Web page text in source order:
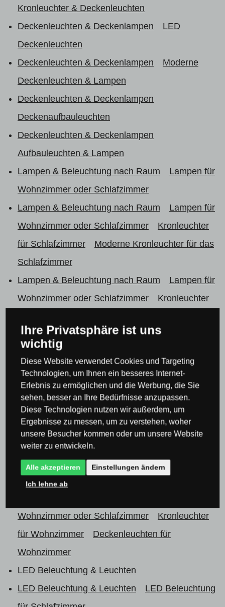
Kronleuchter & Deckenleuchten
Deckenleuchten & Deckenlampen
LED
Deckenleuchten
Deckenleuchten & Deckenlampen
Moderne
Deckenleuchten & Lampen
Deckenleuchten & Deckenlampen
Deckenaufbauleuchten
Deckenleuchten & Deckenlampen
Aufbauleuchten & Lampen
Lampen & Beleuchtung nach Raum
Lampen für
Wohnzimmer oder Schlafzimmer
Lampen & Beleuchtung nach Raum
Lampen für
Wohnzimmer oder Schlafzimmer
Kronleuchter
für Schlafzimmer
Moderne Kronleuchter für das
Schlafzimmer
Lampen & Beleuchtung nach Raum
Lampen für
Wohnzimmer oder Schlafzimmer
Kronleuchter
Schlafzimmer
Lampen & Beleuchtung nach Raum
Wohnzimmer oder Schlafzimmer
Kronleuchter
für Schlafzimmer
Deckenleuchten &
Deckenlampen für Schlafzimmer
Lampen & Beleuchtung nach Raum
Lampen für
Wohnzimmer oder Schlafzimmer
für Wohnzimmer
Moderne Kronleuchter für das
Wohnzimmer
Wohnzimmer oder Schlafzimmer
Kronleuchter
für Wohnzimmer
Deckenleuchten für
Wohnzimmer
LED Beleuchtung & Leuchten
LED Beleuchtung & Leuchten
LED Beleuchtung
Ihre Privatsphäre ist uns
wichtig
Diese Website verwendet Cookies und Targeting
Technologien, um Ihnen ein besseres Internet-
Erlebnis zu ermöglichen und die Werbung, die Sie
sehen, besser an Ihre Bedürfnisse anzupassen.
Diese Technologien nutzen wir außerdem, um
Ergebnisse zu messen, um zu verstehen, woher
unsere Besucher kommen oder um unsere Website
weiter zu entwickeln.
Alle akzeptieren Einstellungen ändern
Ich lehne ab